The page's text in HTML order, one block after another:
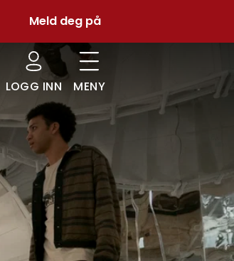
Meld deg på
LOGG INN MENY